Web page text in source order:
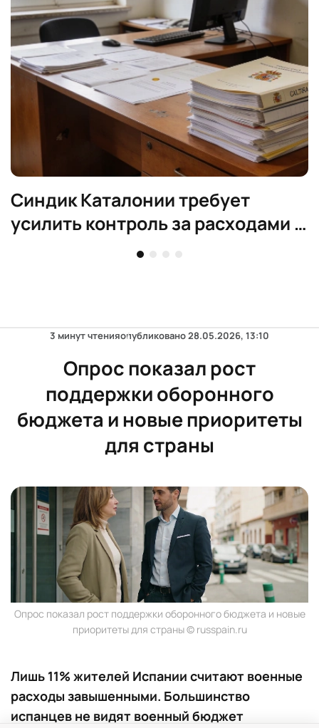
Синдик Каталонии требует
усилить контроль за расходами и
3 минут чтенияопубликовано28.05.2026, 13:10
Опрос показал рост
поддержки оборонного
бюджета и новые приоритеты
для страны
Опрос показал рост поддержки оборонного бюджета и новые
приоритеты для страны © russpain.ru
Лишь 11% жителей Испании считают военные
расходы завышенными. Большинство
испанцев не видят военный бюджет